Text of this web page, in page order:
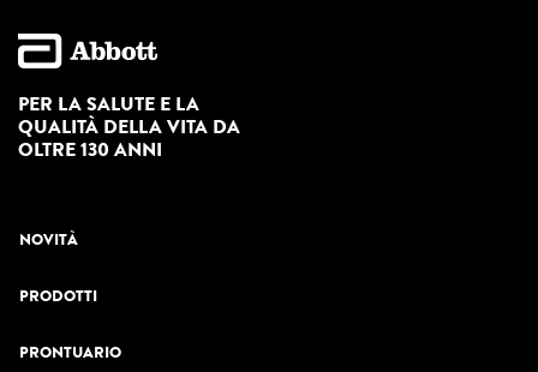
PER LA SALUTE E LA
QUALITÀ DELLA VITA DA
OLTRE 130 ANNI
NOVITÀ
PRODOTTI
PRONTUARIO